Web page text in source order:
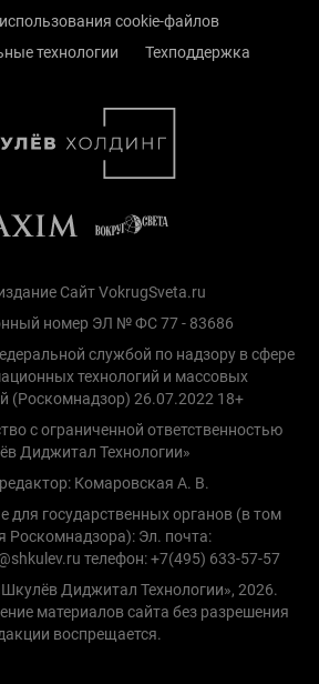
cookie-файлов
технологии
Техподдержка
Сайт VokrugSveta.ru
номер ЭЛ № ФС 77 - 83686
службой по надзору в сфере
технологий и массовых
(Роскомнадзор) 26.07.2022 18+
с ограниченной ответственностью
Диджитал Технологии»
Комаровская А. В.
для государственных органов (в том
Роскомнадзора): Эл. почта:
телефон: +7(495) 633-57-57
Диджитал Технологии», 2026.
материалов сайта без разрешения
воспрещается.